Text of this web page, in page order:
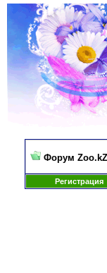
Форум Zoo.kZ
Регистрация